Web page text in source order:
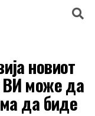
новиот
ВИ може да
да биде